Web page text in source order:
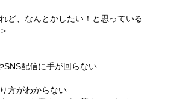
ど、なんとかしたい！と思っている
SNS配信に手が回らない
方がわからない